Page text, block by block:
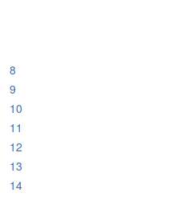
8
9
10
11
12
13
14